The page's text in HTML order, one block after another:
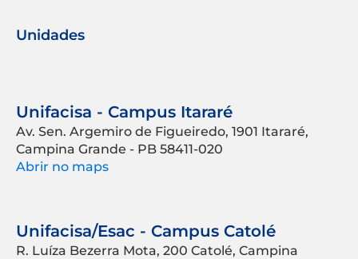
Unidades
Unifacisa - Campus Itararé
Av. Sen. Argemiro de Figueiredo, 1901 Itararé,
Campina Grande - PB 58411-020
Abrir no maps
Unifacisa/Esac - Campus Catolé
R. Luíza Bezerra Mota, 200 Catolé, Campina